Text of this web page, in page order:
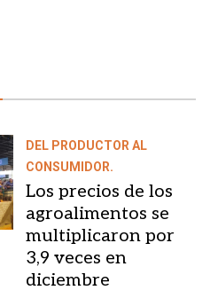
DEL PRODUCTOR AL
CONSUMIDOR.
Los precios de los
agroalimentos se
multiplicaron por
3,9 veces en
diciembre